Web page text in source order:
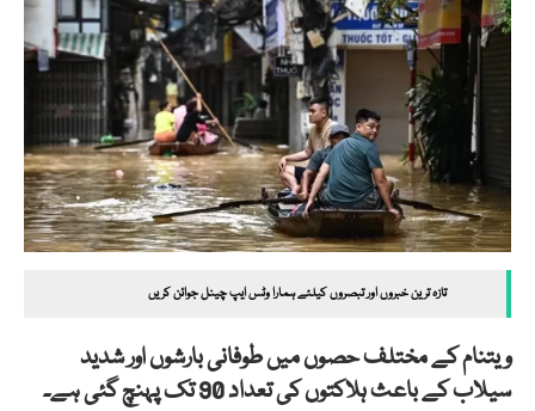
تازہ ترین خبروں اور تبصروں کیلئے ہمارا وٹس ایپ چینل جوائن کریں
ویتنام کے مختلف حصوں میں طوفانی بارشوں اور شدید
سیلاب کے باعث ہلاکتوں کی تعداد 90 تک پہنچ گئی ہے۔